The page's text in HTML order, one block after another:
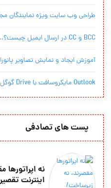
طراحی وب سایت ویژه نمایندگان
BCC و CC در ارسال ایمیل چیست؟...
آموزش ایجاد و نمایش تصاویر
Outlook مایکروسافت با Drive گوگل سازگ...
پست های تصادفی
نه
اینترنت